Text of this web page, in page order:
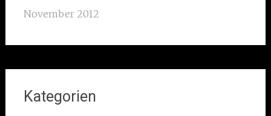
November 2012
Kategorien